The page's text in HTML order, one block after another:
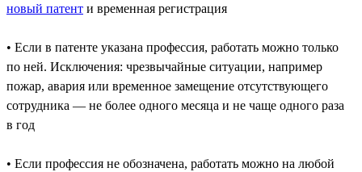
новый патент и временная регистрация
• Если в патенте указана профессия, работать можно только
по ней. Исключения: чрезвычайные ситуации, например
пожар, авария или временное замещение отсутствующего
сотрудника — не более одного месяца и не чаще одного раза
в год
• Если профессия не обозначена, работать можно на любой